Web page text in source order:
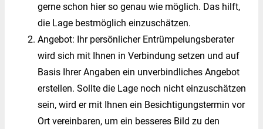
gerne schon hier so genau wie möglich. Das hilft,
die Lage bestmöglich einzuschätzen.
Angebot: Ihr persönlicher Entrümpelungsberater
wird sich mit Ihnen in Verbindung setzen und auf
Basis Ihrer Angaben ein unverbindliches Angebot
erstellen. Sollte die Lage noch nicht einzuschätzen
sein, wird er mit Ihnen ein Besichtigungstermin vor
Ort vereinbaren, um ein besseres Bild zu den